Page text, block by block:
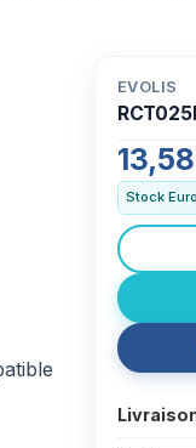
EVOLIS
Stock